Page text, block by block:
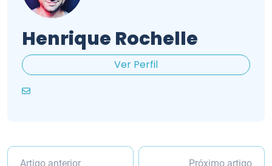
Henrique Rochelle
Ver Perfil
Artigo anterior Próximo artigo